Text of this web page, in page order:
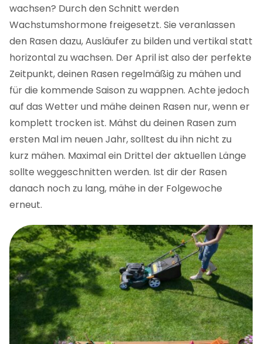
wachsen? Durch den Schnitt werden
Wachstumshormone freigesetzt. Sie veranlassen
den Rasen dazu, Ausläufer zu bilden und vertikal statt
horizontal zu wachsen. Der April ist also der perfekte
Zeitpunkt, deinen Rasen regelmäßig zu mähen und
für die kommende Saison zu wappnen. Achte jedoch
auf das Wetter und mähe deinen Rasen nur, wenn er
komplett trocken ist. Mähst du deinen Rasen zum
ersten Mal im neuen Jahr, solltest du ihn nicht zu
kurz mähen. Maximal ein Drittel der aktuellen Länge
sollte weggeschnitten werden. Ist dir der Rasen
danach noch zu lang, mähe in der Folgewoche
erneut.